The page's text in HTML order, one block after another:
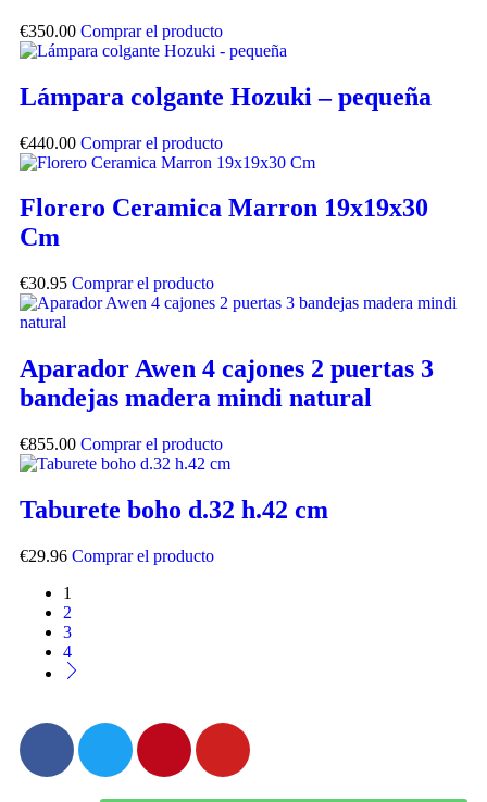
€350.00 Comprar el producto
Lámpara colgante Hozuki – pequeña
€440.00 Comprar el producto
Florero Ceramica Marron 19x19x30
Cm
€30.95 Comprar el producto
Aparador Awen 4 cajones 2 puertas 3
bandejas madera mindi natural
€855.00 Comprar el producto
Taburete boho d.32 h.42 cm
€29.96 Comprar el producto
1
2
3
4